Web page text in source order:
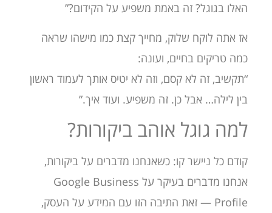
האלו בגוגל? זה באמת משפיע על הקידום?”
אז אתה לוקח שלוק, מחייך קצת כמו מישהו שראה
כמה טריקים בחיים, ועונה:
“תקשיב, זה לא קסם, וזה לא יטיס אותך לעמוד ראשון
בין לילה… אבל כן. זה משפיע. ועוד איך.”
למה גוגל אוהב ביקורות?
קודם כל ניישר קו: כשאנחנו מדברים על ביקורות,
אנחנו מדברים בעיקר על Google Business
Profile — זאת התיבה הזו עם המידע על העסק,